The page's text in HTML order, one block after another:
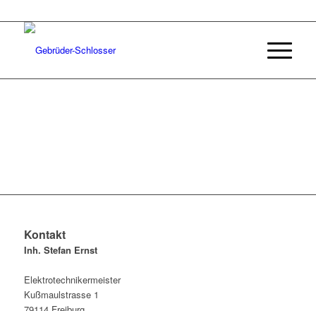
Kontakt
Inh. Stefan Ernst
Elektrotechnikermeister
Kußmaulstrasse 1